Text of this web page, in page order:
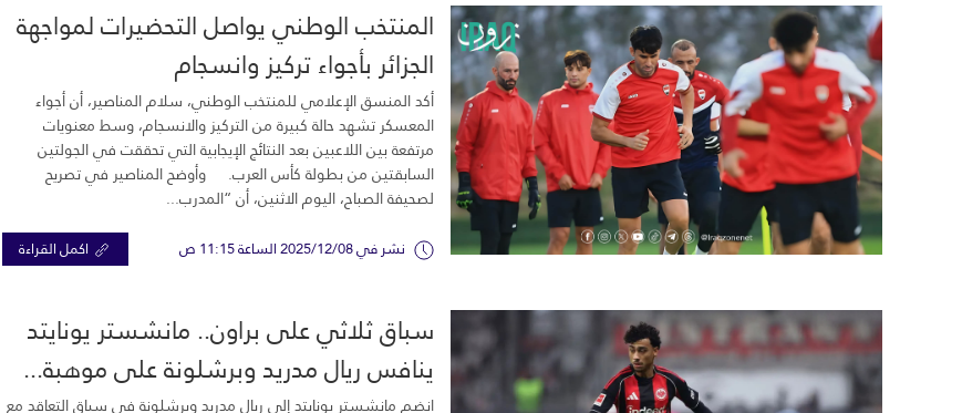
المنتخب الوطني يواصل التحضيرات لمواجهة
الجزائر بأجواء تركيز وانسجام
أكد المنسق الإعلامي للمنتخب الوطني، سلام المناصير، أن أجواء
المعسكر تشهد حالة كبيرة من التركيز والانسجام، وسط معنويات
مرتفعة بين اللاعبين بعد النتائج الإيجابية التي تحققت في الجولتين
السابقتين من بطولة كأس العرب. وأوضح المناصير في تصريح
لصحيفة الصباح، اليوم الاثنين، أن “المدرب...
نشر في 2025/12/08 الساعة 11:15 ص اكمل القراءة
سباق ثلاثي على براون.. مانشستر يونايتد
ينافس ريال مدريد وبرشلونة على موهبة...
انضم مانشستر يونايتد إلى ريال مدريد وبرشلونة في سباق التعاقد مع